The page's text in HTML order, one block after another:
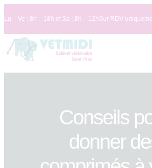
to
content
Lu – Ve : 8h – 18h et Sa : 8h – 12hSur RDV
Conseils
donner